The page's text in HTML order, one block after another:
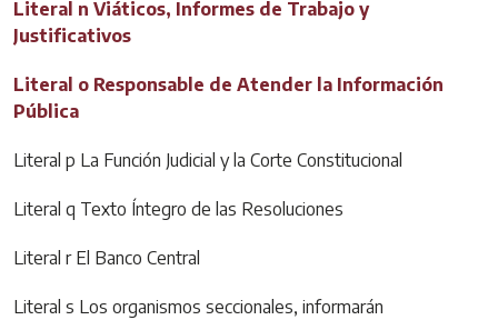
Literal n Viáticos, Informes de Trabajo y
Justificativos
Literal o Responsable de Atender la Información
Pública
Literal p La Función Judicial y la Corte Constitucional
Literal q Texto Íntegro de las Resoluciones
Literal r El Banco Central
Literal s Los organismos seccionales, informarán